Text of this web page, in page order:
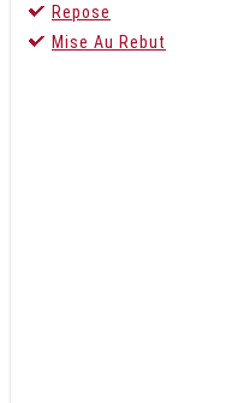
Repose
Mise Au Rebut